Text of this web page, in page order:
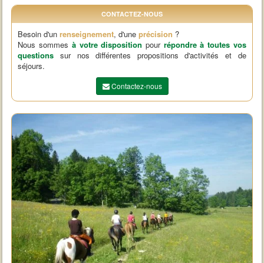
CONTACTEZ-NOUS
Besoin d'unrenseignement, d'uneprécision ?
Nous sommes à votre disposition pour répondre à toutes vos
questions sur nos différentes propositions d'activités et de
séjours.
Contactez-nous